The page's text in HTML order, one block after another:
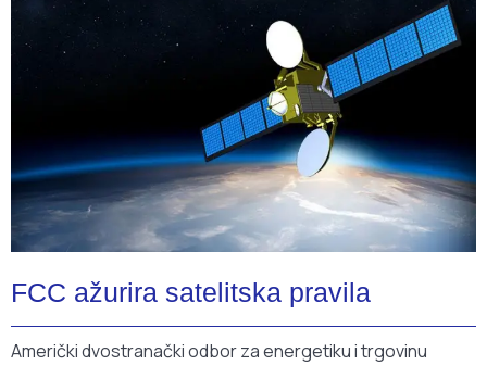
FCC ažurira satelitska pravila
Američki dvostranački odbor za energetiku i trgovinu